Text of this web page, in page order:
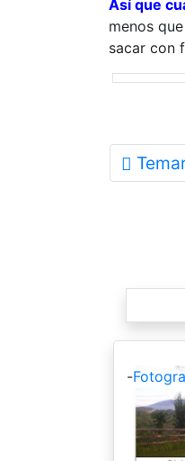
Así que
menos
sacar con
-